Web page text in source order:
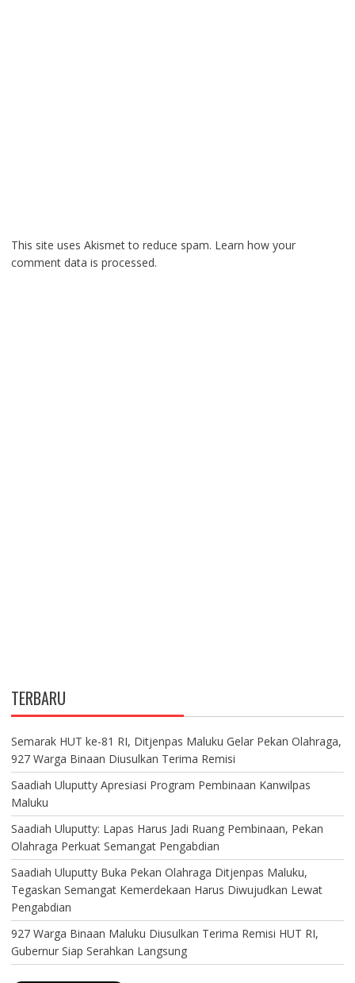
This site uses Akismet to reduce spam. Learn how your
comment data is processed.
TERBARU
Semarak HUT ke-81 RI, Ditjenpas Maluku Gelar Pekan Olahraga,
927 Warga Binaan Diusulkan Terima Remisi
Saadiah Uluputty Apresiasi Program Pembinaan Kanwilpas
Maluku
Saadiah Uluputty: Lapas Harus Jadi Ruang Pembinaan, Pekan
Olahraga Perkuat Semangat Pengabdian
Saadiah Uluputty Buka Pekan Olahraga Ditjenpas Maluku,
Tegaskan Semangat Kemerdekaan Harus Diwujudkan Lewat
Pengabdian
927 Warga Binaan Maluku Diusulkan Terima Remisi HUT RI,
Gubernur Siap Serahkan Langsung